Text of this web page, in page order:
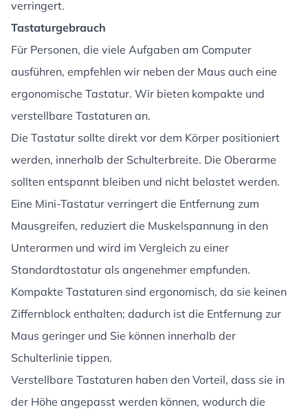
verringert.
Tastaturgebrauch
Für Personen, die viele Aufgaben am Computer
ausführen, empfehlen wir neben der Maus auch eine
ergonomische Tastatur. Wir bieten kompakte und
verstellbare Tastaturen an.
Die Tastatur sollte direkt vor dem Körper positioniert
werden, innerhalb der Schulterbreite. Die Oberarme
sollten entspannt bleiben und nicht belastet werden.
Eine Mini-Tastatur verringert die Entfernung zum
Mausgreifen, reduziert die Muskelspannung in den
Unterarmen und wird im Vergleich zu einer
Standardtastatur als angenehmer empfunden.
Kompakte Tastaturen sind ergonomisch, da sie keinen
Ziffernblock enthalten; dadurch ist die Entfernung zur
Maus geringer und Sie können innerhalb der
Schulterlinie tippen.
Verstellbare Tastaturen haben den Vorteil, dass sie in
der Höhe angepasst werden können, wodurch die